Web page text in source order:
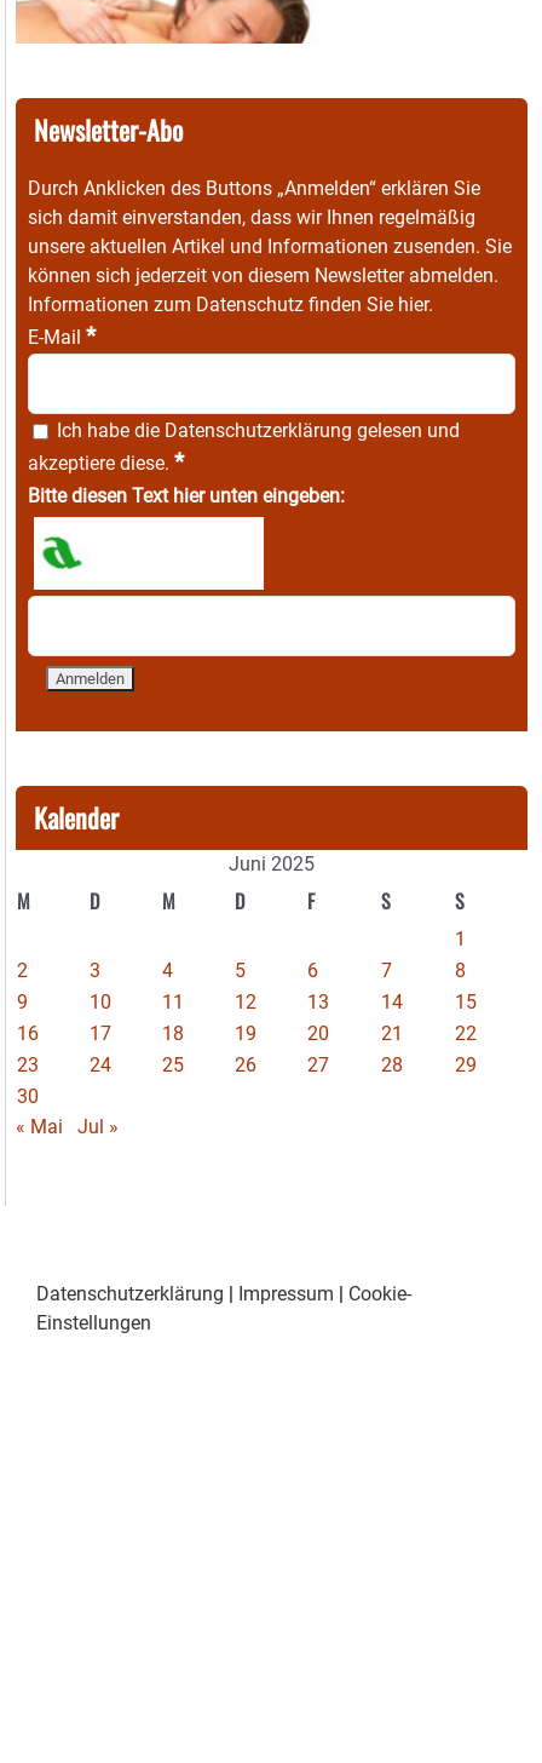
Newsletter-Abo
Durch Anklicken des Buttons „Anmelden“ erklären Sie
sich damit einverstanden, dass wir Ihnen regelmäßig
unsere aktuellen Artikel und Informationen zusenden. Sie
können sich jederzeit von diesem Newsletter abmelden.
Informationen zum Datenschutz finden Sie hier.
E-Mail *
Ich habe die Datenschutzerklärung gelesen und
akzeptiere diese. *
Bitte diesen Text hier unten eingeben:
Kalender
Juni 2025
M D M D F S S
1
2
3 4 5 6 7
8
9
10 11 12 13 14
15
16
17 18 19 20 21
22
23
24 25 26 27 28
29
30
« Mai
Jul »
Datenschutzerklärung | Impressum | Cookie-
Einstellungen